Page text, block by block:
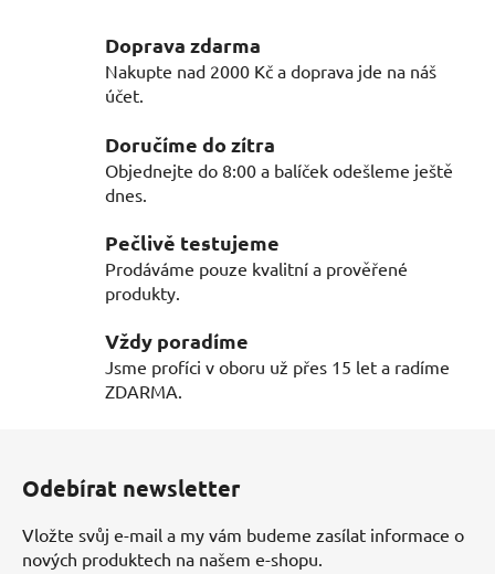
l
á
d
c
í
p
k
y
p
i
Doprava zdarma
Nakupte nad 2000 Kč a doprava jde na náš
účet.
Doručíme do zítra
Objednejte do 8:00 a balíček odešleme ještě
dnes.
Pečlivě testujeme
Prodáváme pouze kvalitní a prověřené
produkty.
Vždy poradíme
Jsme profíci v oboru už přes 15 let a radíme
ZDARMA.
Odebírat newsletter
Vložte svůj e-mail a my vám budeme zasílat informace o
nových produktech na našem e-shopu.